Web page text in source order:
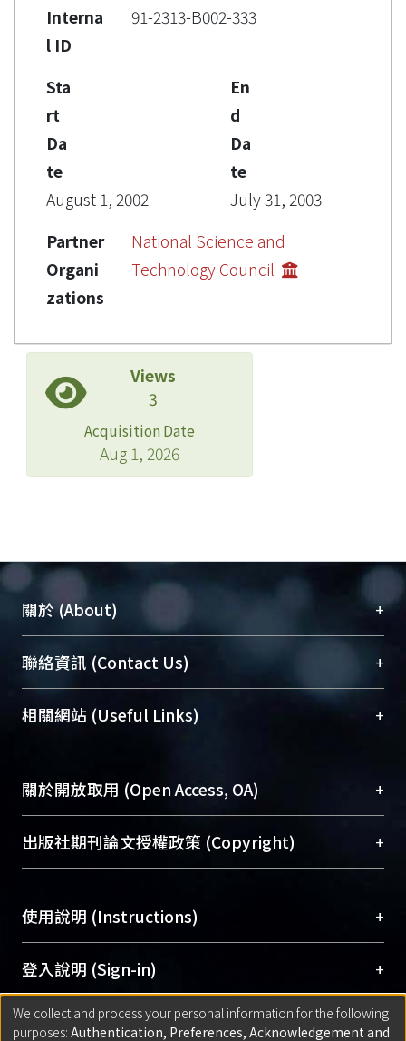
Interna
l ID
91-2313-B002-333
Sta
rt
Da
te
August 1, 2002
En
d
Da
te
July 31, 2003
Partner
Organi
zations
National Science and
Technology Council
Views
3
Acquisition Date
Aug 1, 2026
關於 (About) +
臺大位居世界頂尖大學之列，為永久珍藏及向國際
展現本校豐碩的研究成果及學術能量，圖書館整合
機構典藏（NTUR）與學術庫（AH）不同功能平
台，成為臺大學術典藏NTU scholars。期能整合研
成果。
To permanently archive and promote researcher
profiles and scholarly works, Library integrates the
services of “NTU Repository” with “Academic
聯絡資訊 (Contact Us) +
總館學科館員(Main Library)
醫學圖書館學科館員(Medical Library)
Sciences Library)
相關網站 (Useful Links) +
關於開放取用 (Open Access, OA) +
開放取用是從使用者角度提升資訊取用性的社會運
動，應用在學術研究上是透過將研究著作公開供使
用逐年攀升。同時可加速研究發展、提升研究影響
Archive）平台。 （點選深入了解OA）
出版社期刊論文授權政策 (Copyright) +
含部分內容的版權非匯入者所有，或由第三方贊
助與合作完成，請確認該版權所有者及第三方同
意提供此授權。
Please represent that the submission is your
original work, and that you have the right to
grant the rights to upload.
使用說明 (Instructions) +
網站簡介(Quickstart Guide)
使用手冊(Instruction Manual)
線上預約服務(Booking Service)
登入說明 (Sign-in) +
方案一：臺灣大學計算機中心帳號登入
匯入著作 (Submission) +
We collect and process your personal information for the following
purposes: Authentication, Preferences, Acknowledgement and